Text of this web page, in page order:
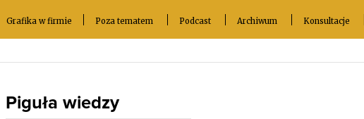
Grafika w firmie Poza tematem Podcast Archiwum Konsultacje
Piguła wiedzy